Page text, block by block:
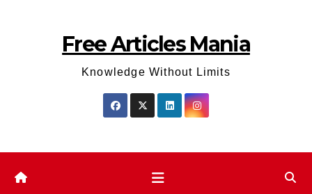
Free Articles Mania
Knowledge Without Limits